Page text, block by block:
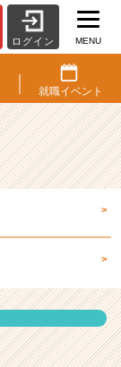
ログイン MENU
就職イベント
>
>